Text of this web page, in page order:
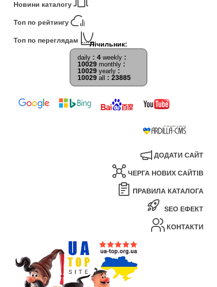
Новини каталогу
Топ по рейтингу
Топ по переглядам
daily : 4 weekly :
10029 monthly :
10029 yearly :
10029 all : 23885
ДОДАТИ САЙТ
ЧЕРГА НОВИХ САЙТІВ
ПРАВИЛА КАТАЛОГА
SEO ЕФЕКТ
КОНТАКТИ